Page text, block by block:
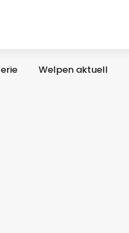
Welpen aktuell